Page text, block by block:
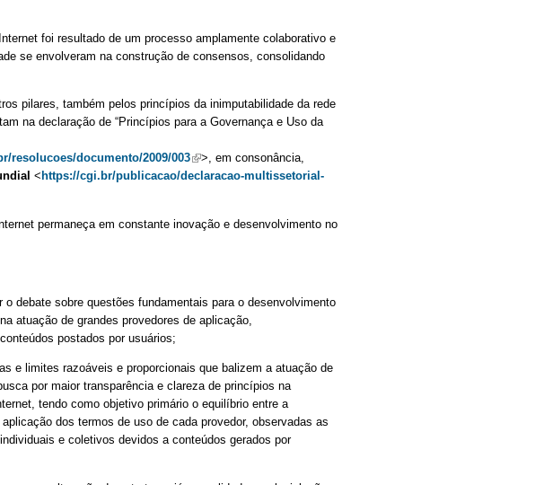
foi resultado de um processo amplamente colaborativo e
se envolveram na construção de consensos, consolidando
pilares, também pelos princípios da inimputabilidade da rede
na declaração de “Princípios para a Governança e Uso da
resolucoes/documento/2009/003(link is external)
>, em consonância,
< https://cgi.br/publicacao/declaracao-multissetorial-
permaneça em constante inovação e desenvolvimento no
debate sobre questões fundamentais para o desenvolvimento
atuação de grandes provedores de aplicação,
postados por usuários;
e limites razoáveis e proporcionais que balizem a atuação de
por maior transparência e clareza de princípios na
tendo como objetivo primário o equilíbrio entre a
dos termos de uso de cada provedor, observadas as
e coletivos devidos a conteúdos gerados por